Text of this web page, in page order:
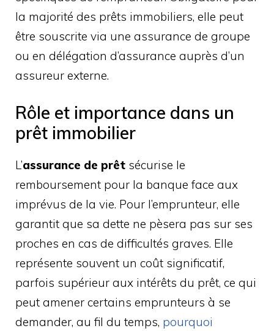
la majorité des prêts immobiliers, elle peut
être souscrite via une assurance de groupe
ou en délégation d’assurance auprès d’un
assureur externe.
Rôle et importance dans un
prêt immobilier
L’assurance de prêt sécurise le
remboursement pour la banque face aux
imprévus de la vie. Pour l’emprunteur, elle
garantit que sa dette ne pèsera pas sur ses
proches en cas de difficultés graves. Elle
représente souvent un coût significatif,
parfois supérieur aux intérêts du prêt, ce qui
peut amener certains emprunteurs à se
demander, au fil du temps, pourquoi